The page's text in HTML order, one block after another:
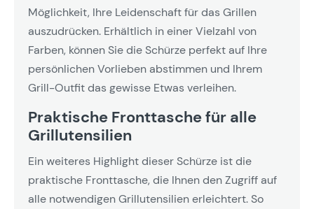
Möglichkeit, Ihre Leidenschaft für das Grillen
auszudrücken. Erhältlich in einer Vielzahl von
Farben, können Sie die Schürze perfekt auf Ihre
persönlichen Vorlieben abstimmen und Ihrem
Grill-Outfit das gewisse Etwas verleihen.
Praktische Fronttasche für alle
Grillutensilien
Ein weiteres Highlight dieser Schürze ist die
praktische Fronttasche, die Ihnen den Zugriff auf
alle notwendigen Grillutensilien erleichtert. So